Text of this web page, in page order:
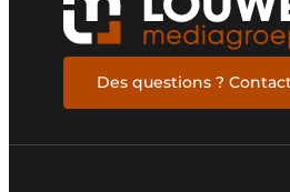
Des questions ?